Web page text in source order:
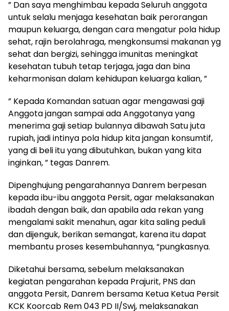
” Dan saya menghimbau kepada Seluruh anggota
untuk selalu menjaga kesehatan baik perorangan
maupun keluarga, dengan cara mengatur pola hidup
sehat, rajin berolahraga, mengkonsumsi makanan yg
sehat dan bergizi, sehingga imunitas meningkat
kesehatan tubuh tetap terjaga, jaga dan bina
keharmonisan dalam kehidupan keluarga kalian, ”
” Kepada Komandan satuan agar mengawasi gaji
Anggota jangan sampai ada Anggotanya yang
menerima gaji setiap bulannya dibawah Satu juta
rupiah, jadi intinya pola hidup kita jangan konsumtif,
yang di beli itu yang dibutuhkan, bukan yang kita
inginkan, ” tegas Danrem.
Dipenghujung pengarahannya Danrem berpesan
kepada ibu-ibu anggota Persit, agar melaksanakan
ibadah dengan baik, dan apabila ada rekan yang
mengalami sakit menahun, agar kita saling peduli
dan dijenguk, berikan semangat, karena itu dapat
membantu proses kesembuhannya, “pungkasnya.
Diketahui bersama, sebelum melaksanakan
kegiatan pengarahan kepada Prajurit, PNS dan
anggota Persit, Danrem bersama Ketua Ketua Persit
KCK Koorcab Rem 043 PD II/Swj, melaksanakan